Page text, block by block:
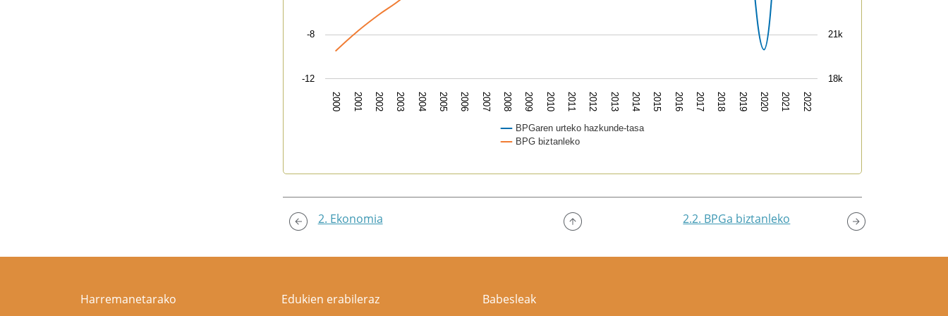
BPGaren urteko hazkunde-tasa
BPG biztanleko
2000 2001 2002 2003 2004 2005 2006 2007 2008 2009 2010 2011 2012 2013 2014 2015 2016 2017 2018 2019 2020 2021 2022
-12
-8
18k
21k
2. Ekonomia 2.2. BPGa biztanleko
Harremanetarako Edukien erabileraz Babesleak